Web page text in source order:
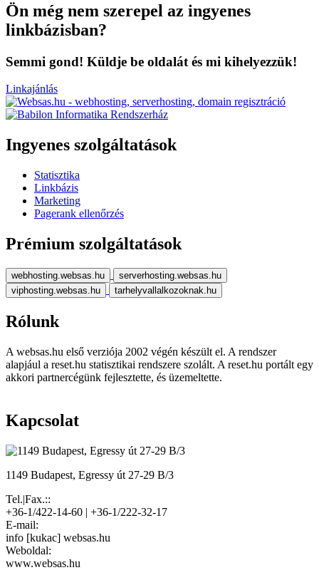
Ön még nem szerepel az ingyenes
linkbázisban?
Semmi gond! Küldje be oldalát és mi kihelyezzük!
Linkajánlás
Ingyenes szolgáltatások
Statisztika
Linkbázis
Marketing
Pagerank ellenőrzés
Prémium szolgáltatások
webhosting.websas.hu
serverhosting.websas.hu
viphosting.websas.hu
tarhelyvallalkozoknak.hu
Rólunk
A websas.hu első verziója 2002 végén készült el. A rendszer
alapjául a reset.hu statisztikai rendszere szolált. A reset.hu portált egy
akkori partnercégünk fejlesztette, és üzemeltette.
Kapcsolat
1149 Budapest, Egressy út 27-29 B/3
Tel.|Fax.::
+36-1/422-14-60 | +36-1/222-32-17
E-mail:
info [kukac] websas.hu
Weboldal:
www.websas.hu